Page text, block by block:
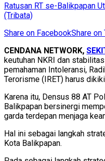
Ratusan RT se-Balikpapan
(Tribata)
Share on FacebookShare
CENDANA NETWORK,
keutuhan NKRI dan
pemahaman Intoleransi,
Terorisme (IRET) harus
Karena itu, Densus 88 AT
Balikpapan bersinergi
garda terdepan menjaga
Hal ini sebagai langkah
Kota Balikpapan.